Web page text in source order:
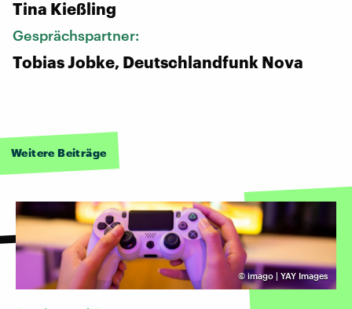
Tina Kießling
Gesprächspartner:
Tobias Jobke, Deutschlandfunk Nova
Weitere Beiträge
© imago | YAY Images